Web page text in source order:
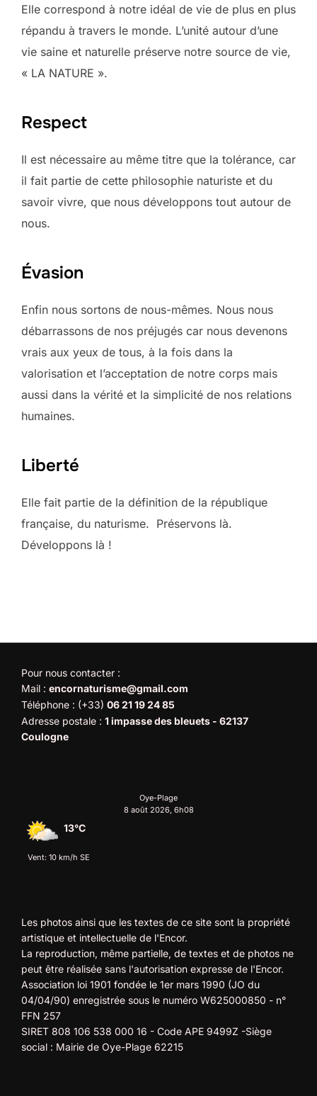
Elle correspond à notre idéal de vie de plus en plus
répandu à travers le monde. L’unité autour d’une
vie saine et naturelle préserve notre source de vie,
« LA NATURE ».
Respect
Il est nécessaire au même titre que la tolérance, car
il fait partie de cette philosophie naturiste et du
savoir vivre, que nous développons tout autour de
nous.
Évasion
Enfin nous sortons de nous-mêmes. Nous nous
débarrassons de nos préjugés car nous devenons
vrais aux yeux de tous, à la fois dans la
valorisation et l’acceptation de notre corps mais
aussi dans la vérité et la simplicité de nos relations
humaines.
Liberté
Elle fait partie de la définition de la république
française, du naturisme. Préservons là.
Développons là !
Pour nous contacter :
Mail : encornaturisme@gmail.com
Téléphone : (+33) 06 21 19 24 85
Adresse postale : 1 impasse des bleuets - 62137
Coulogne
Oye-Plage
8 août 2026, 6h08
13°C
Vent: 10 km/h SE
Les photos ainsi que les textes de ce site sont la propriété
artistique et intellectuelle de l'Encor.
La reproduction, même partielle, de textes et de photos ne
peut être réalisée sans l'autorisation expresse de l'Encor.
Association loi 1901 fondée le 1er mars 1990 (JO du
04/04/90) enregistrée sous le numéro W625000850 - n°
FFN 257
SIRET 808 106 538 000 16 - Code APE 9499Z -Siège
social : Mairie de Oye-Plage 62215